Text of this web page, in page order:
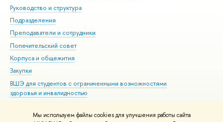
Мы используем файлы cookies для улучшения работы сайта
Руководство и структура
Подразделения
Преподаватели и сотрудники
Попечительский совет
Корпуса и общежития
Закупки
ВШЭ для студентов с ограниченными возможностями
здоровья и инвалидностью
Единая платежная страница